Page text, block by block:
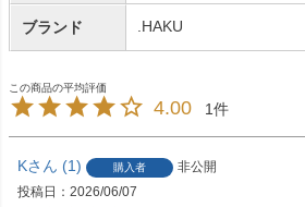
ブランド .HAKU
4.00 1
K 1 購入者
非公開
投稿日
2026/06/07